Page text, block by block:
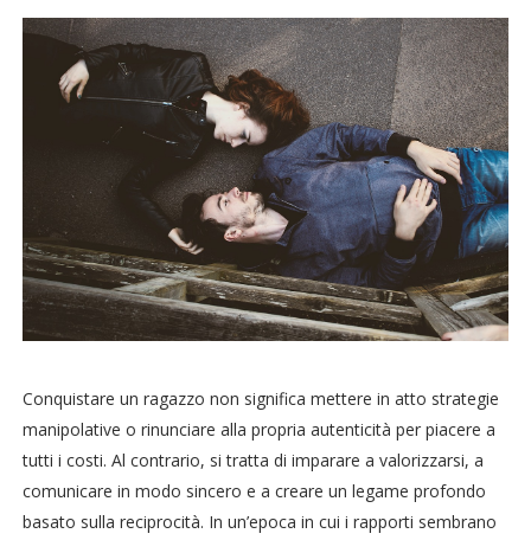
Conquistare un ragazzo non significa mettere in atto strategie
manipolative o rinunciare alla propria autenticità per piacere a
tutti i costi. Al contrario, si tratta di imparare a valorizzarsi, a
comunicare in modo sincero e a creare un legame profondo
basato sulla reciprocità. In un’epoca in cui i rapporti sembrano